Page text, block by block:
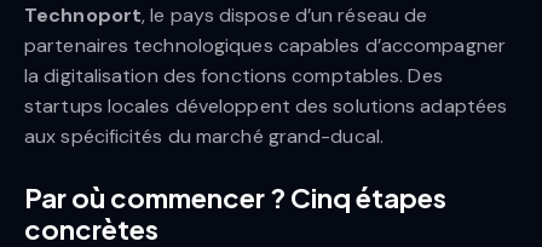
Technoport, le pays dispose d’un réseau de
partenaires technologiques capables d’accompagner
la digitalisation des fonctions comptables. Des
startups locales développent des solutions adaptées
aux spécificités du marché grand-ducal.
Par où commencer ? Cinq étapes
concrètes